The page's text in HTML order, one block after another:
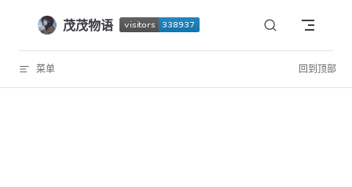
Skip to content
茂茂物语
菜单 回到顶部